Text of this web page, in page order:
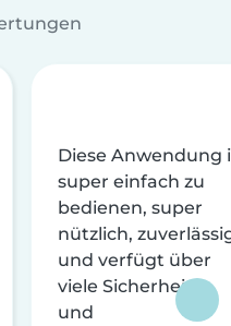
Diese Anwendung
super einfach zu
bedienen, super
nützlich,
und verfügt über
viele Sicherheits-
und